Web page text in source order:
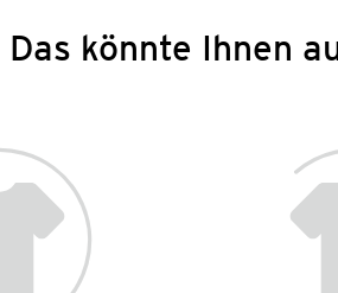
Das könnte Ihnen